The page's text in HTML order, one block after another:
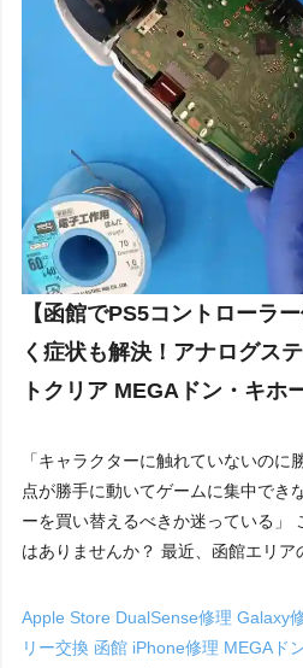
【函館でPS5コントローラ
く症状も解決！アナログス
トクリア MEGAドン・キホ
「キャラクターに触れていないの
点が勝手に動いてゲームに集中でき
ーを買い替えるべきか迷っている」
はありませんか？ 最近、函館エリ
Apple Store DualSense修理Galaxy
リー交換 函館 iPhone修理 MEGAド